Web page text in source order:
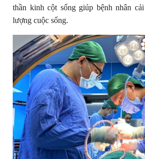
thần kinh cột sống giúp bệnh nhân
lượng cuộc sống.